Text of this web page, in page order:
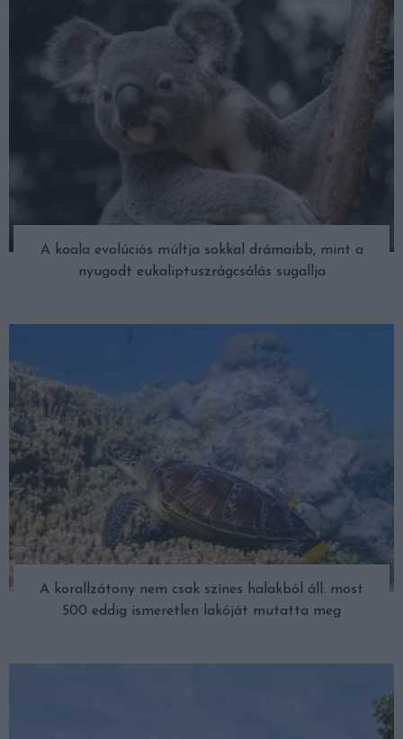
A koala evolúciós múltja sokkal drámaibb, mint a
nyugodt eukaliptuszrágcsálás sugallja
A korallzátony nem csak színes halakból áll: most
500 eddig ismeretlen lakóját mutatta meg